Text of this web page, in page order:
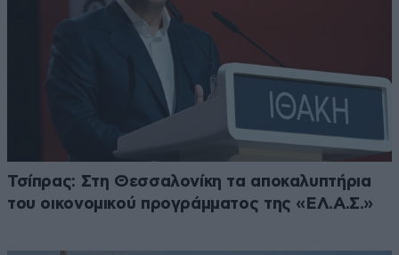
Τσίπρας: Στη Θεσσαλονίκη τα αποκαλυπτήρια
του οικονομικού προγράμματος της «ΕΛ.Α.Σ.»